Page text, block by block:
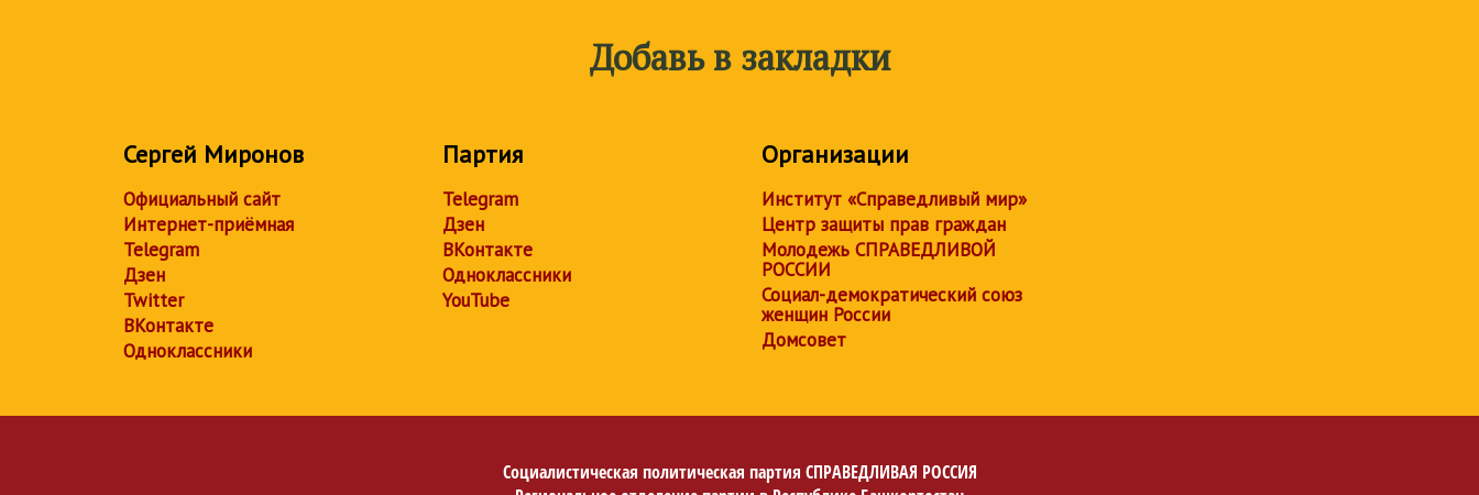
Добавь в закладки
Сергей Миронов
Официальный сайт
Интернет-приёмная
Telegram
Дзен
Twitter
ВКонтакте
Одноклассники
Партия
Telegram
Дзен
ВКонтакте
Одноклассники
YouTube
Организации
Институт «Справедливый мир»
Центр защиты прав граждан
Молодежь СПРАВЕДЛИВОЙ
РОССИИ
Социал-демократический союз
женщин России
Домсовет
Социалистическая политическая партия СПРАВЕДЛИВАЯ РОССИЯ